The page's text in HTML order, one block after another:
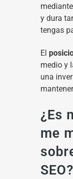
y dura
tengas
El
medio y
una
¿Es
me
SEO?